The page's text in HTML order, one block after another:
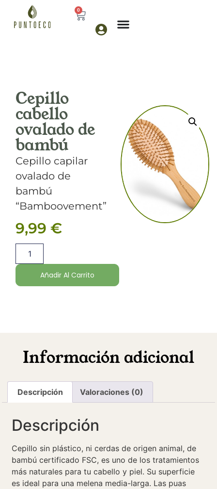
0
Cepillo
cabello
ovalado de
bambú
Cepillo capilar
ovalado de
bambú
“Bamboovement”
9,99 €
Añadir Al Carrito
Información adicional
Descripción Valoraciones (0)
Descripción
Cepillo sin plástico, ni cerdas de origen animal, de
bambú certificado FSC, es uno de los tratamientos
más naturales para tu cabello y piel. Su superficie
es ideal para una melena media-larga. Las puas